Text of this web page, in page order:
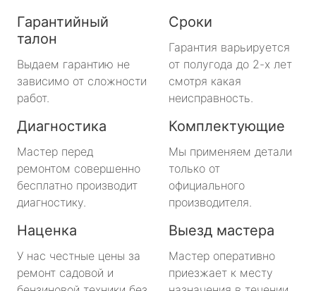
Гарантийный
талон
Выдаем гарантию не
зависимо от сложности
работ.
Сроки
Гарантия варьируется
от полугода до 2-х лет
смотря какая
неисправность.
Диагностика
Мастер перед
ремонтом совершенно
бесплатно производит
диагностику.
Комплектующие
Мы применяем детали
только от
официального
производителя.
Наценка
У нас честные цены за
ремонт садовой и
Выезд мастера
Мастер оперативно
приезжает к месту